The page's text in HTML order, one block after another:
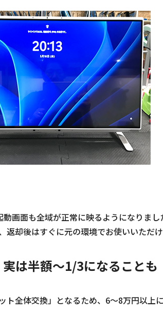
画面も全域が正常に映るようになりまし
却後はすぐに元の環境でお使いいただけ
は半額～1/3になることも
ト全体交換」となるため、6～8万円以上